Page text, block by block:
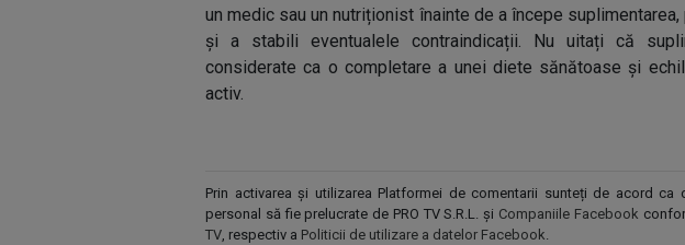
un medic sau un nutriționist înainte de a începe
și a stabili eventualele contraindicații. Nu uitați că
considerate ca o completare a unei diete sănătoase și
activ.
Prin activarea și utilizarea Platformei de comentarii sunteți de acord ca
personal să fie prelucrate de PRO TV S.R.L. și Companiile Facebook
TV, respectiv a Politicii de utilizare a datelor Facebook.